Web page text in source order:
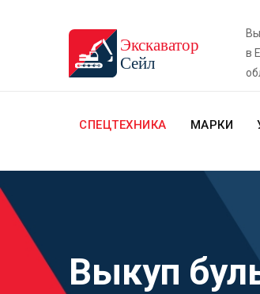
в
СПЕЦТЕХНИКА МАРКИ
Выкуп